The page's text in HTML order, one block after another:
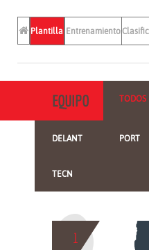
Plantilla Entrenamientos
EQUIPO TODOS
DELANT PORT
TECN
1